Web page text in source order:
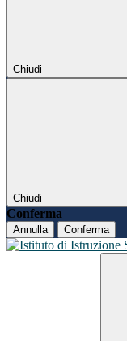
Chiudi
Chiudi
Conferma
Annulla Conferma